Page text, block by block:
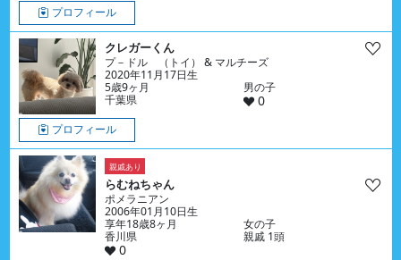
プロフィール
クレガーくん
プ－ドル （トイ） & マルチーズ
2020年11月17日生
5歳9ヶ月
男の子
千葉県
0
プロフィール
親戚あり
らむねちゃん
ポメラニアン
2006年01月10日生
享年18歳8ヶ月
女の子
香川県
親戚 1頭
0